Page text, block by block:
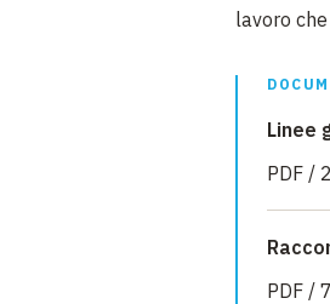
lavoro
Linee
PDF /
PDF /